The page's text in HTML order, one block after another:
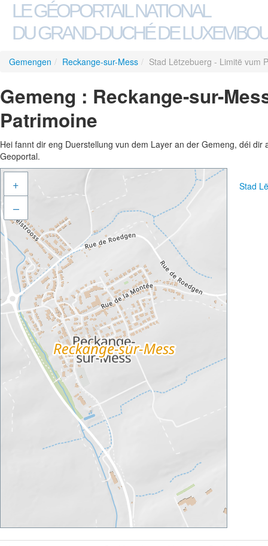
LE GÉOPORTAIL NATIONAL
DU GRAND-DUCHÉ DE
Gemengen / Reckange-sur-Mess / Stad Lëtzebuerg - Limitë vum
Gemeng : Reckange-sur-
Patrimoine
Hei fannt dir eng Duerstellung vun dem Layer an der Gemeng, déi
Geoportal.
+
–
Stad